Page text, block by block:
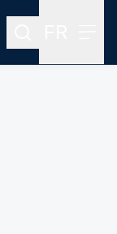
Rechercher